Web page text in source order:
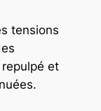
tensions
repulpé et